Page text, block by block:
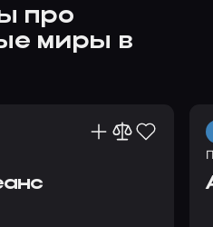
про
миры в